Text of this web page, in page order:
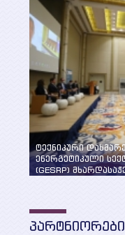
რესურსების
სამინისტროს
მხარდაჭერით
ტექნიკური
ენერგეტიკული
(GESRP)